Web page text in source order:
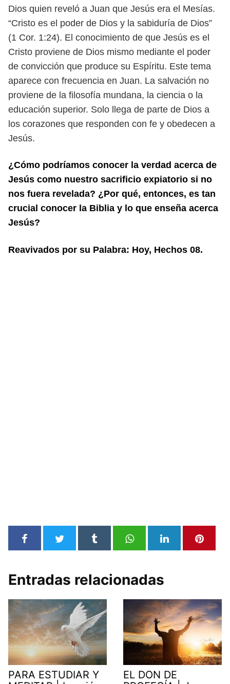
Dios quien reveló a Juan que Jesús era el Mesías.
“Cristo es el poder de Dios y la sabiduría de Dios”
(1 Cor. 1:24). El conocimiento de que Jesús es el
Cristo proviene de Dios mismo mediante el poder
de convicción que produce su Espíritu. Este tema
aparece con frecuencia en Juan. La salvación no
proviene de la filosofía mundana, la ciencia o la
educación superior. Solo llega de parte de Dios a
los corazones que responden con fe y obedecen a
Jesús.
¿Cómo podríamos conocer la verdad acerca de
Jesús como nuestro sacrificio expiatorio si no
nos fuera revelada? ¿Por qué, entonces, es tan
crucial conocer la Biblia y lo que enseña acerca
Jesús?
Reavivados por su Palabra: Hoy, Hechos 08.
Entradas relacionadas
PARA ESTUDIAR Y
EL DON DE